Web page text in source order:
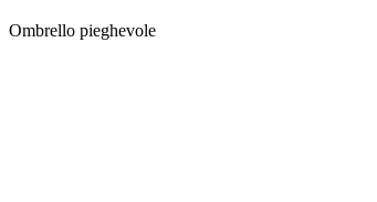
Ombrello pieghevole